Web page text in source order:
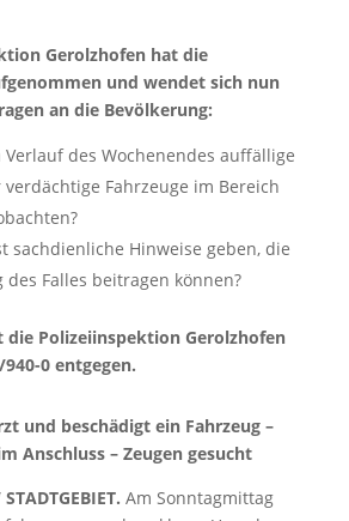
Gerolzhofen hat die
und wendet sich nun
an die Bevölkerung:
des Wochenendes auffällige
verdächtige Fahrzeuge im Bereich
sachdienliche Hinweise geben, die
Falles beitragen können?
Polizeiinspektion Gerolzhofen
0 entgegen.
und beschädigt ein Fahrzeug –
Anschluss – Zeugen gesucht
Am Sonntagmittag